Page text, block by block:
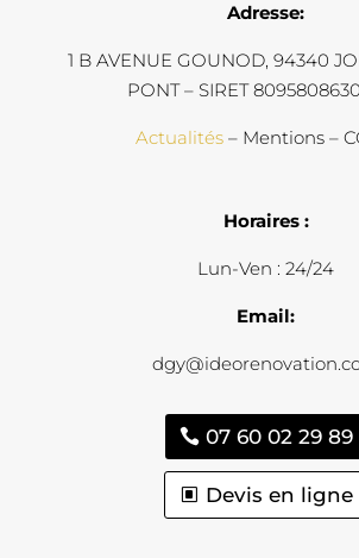
Adresse:
1 B AVENUE GOUNOD, 94340
PONT – SIRET
Actualités – Mentions –
Horaires :
Lun-Ven : 24/24
Email:
07 60 02 29 89
Devis en ligne